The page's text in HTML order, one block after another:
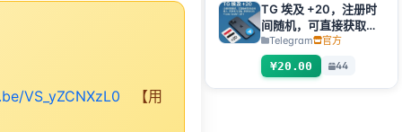
VS_yZCNXzL0 【用
TG 埃及 +20，注册时
间随机，可直接获取验
证码登入，支持任何设
备（获取验证码
+tdata/session文件）
🔥
Telegram 官方
¥20.00 44